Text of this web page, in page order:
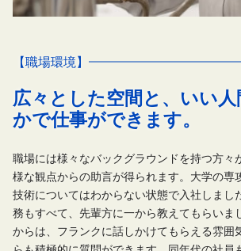
【職場環境】
広々とした空間と、いい
かで仕事ができます。
職場には様々なバックグラウンドを持つ方々
様な観点からの助言が得られます。大学の専
技術についてはわからない状態で入社しまし
務もすべて、先輩方に一から教えてもらいま
からは、フランクに話しかけてもらえる雰囲